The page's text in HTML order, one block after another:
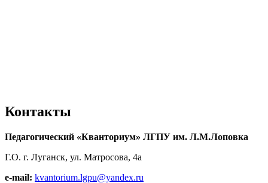
Контакты
Педагогический «Кванториум» ЛГПУ им. Л.М.Лоповка
Г.О. г. Луганск, ул. Матросова, 4а
e-mail: kvantorium.lgpu@yandex.ru